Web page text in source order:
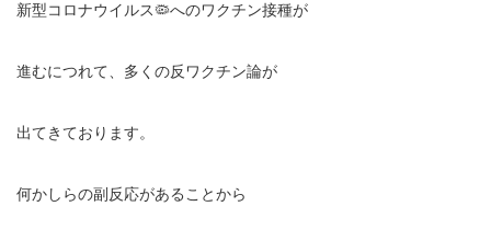
新型コロナウイルス🦠へのワクチン接種が
進むにつれて、多くの反ワクチン論が
出てきております。
何かしらの副反応があることから